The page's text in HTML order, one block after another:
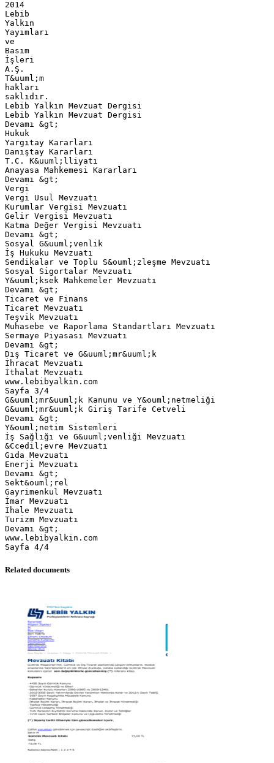
2014
Lebib
Yalkın
Yayımları
ve
Basım
İşleri
A.Ş.
T&uuml;m
hakları
saklıdır.
Lebib Yalkın Mevzuat Dergisi
Lebib Yalkın Mevzuat Dergisi
Devamı &gt;
Hukuk
Yargıtay Kararları
Danıştay Kararları
T.C. K&uuml;lliyatı
Anayasa Mahkemesi Kararları
Devamı &gt;
Vergi
Vergi Usul Mevzuatı
Kurumlar Vergisi Mevzuatı
Gelir Vergisi Mevzuatı
Katma Değer Vergisi Mevzuatı
Devamı &gt;
Sosyal G&uuml;venlik
İş Hukuku Mevzuatı
Sendikalar ve Toplu S&ouml;zleşme Mevzuatı
Sosyal Sigortalar Mevzuatı
Y&uuml;ksek Mahkemeler Mevzuatı
Devamı &gt;
Ticaret ve Finans
Ticaret Mevzuatı
Teşvik Mevzuatı
Muhasebe ve Raporlama Standartları Mevzuatı
Sermaye Piyasası Mevzuatı
Devamı &gt;
Dış Ticaret ve G&uuml;mr&uuml;k
İhracat Mevzuatı
İthalat Mevzuatı
www.lebibyalkin.com
Sayfa 3/4
G&uuml;mr&uuml;k Kanunu ve Y&ouml;netmeliği
G&uuml;mr&uuml;k Giriş Tarife Cetveli
Devamı &gt;
Y&ouml;netim Sistemleri
İş Sağlığı ve G&uuml;venliği Mevzuatı
&Ccedil;evre Mevzuatı
Gıda Mevzuatı
Enerji Mevzuatı
Devamı &gt;
Sekt&ouml;rel
Gayrimenkul Mevzuatı
İmar Mevzuatı
İhale Mevzuatı
Turizm Mevzuatı
Devamı &gt;
www.lebibyalkin.com
Related documents